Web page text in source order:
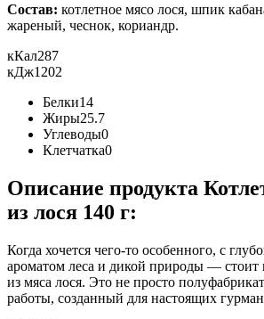
Состав: котлетное мясо лося, шпик
жареный, чеснок, кориандр.
кКал287
кДж1202
Белки14
Жиры25.7
Углеводы0
Клетчатка0
Описание продукта
из лося 140 г:
Когда хочется чего-то особенного, с
ароматом леса и дикой природы — стоит
из мяса лося. Это не просто
работы, созданный для настоящих